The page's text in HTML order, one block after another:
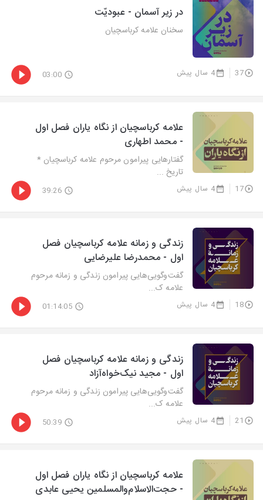
در زیر آسمان - عبودیّت
سخنان علامه کرباسچیان
37 4 سال پیش 03:00
علامه کرباسچیان از نگاه یاران فصل اول
- محمد اطهاری
گفتارهایی پیرامون مرحوم علامه کرباسچیان *
تاریخ ...
17 4 سال پیش 39:26
زندگی و زمانه علامه کرباسچیان فصل
اول - محمدرضا علیرضایی
گفت‌وگویی‌هایی پیرامون زندگی و زمانه مرحوم
علامه ک...
18 4 سال پیش 01:14:05
زندگی و زمانه علامه کرباسچیان فصل
اول - مجید نیک‌خواه‌آزاد
گفت‌وگویی‌هایی پیرامون زندگی و زمانه مرحوم
علامه ک...
21 4 سال پیش 50:39
علامه کرباسچیان از نگاه یاران فصل اول
- حجت‌الاسلام‌والمسلمین یحیی عابدی